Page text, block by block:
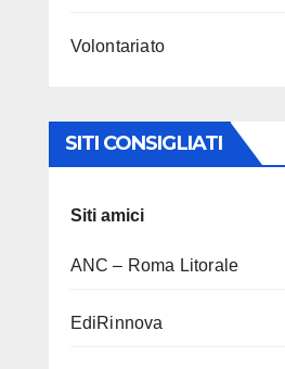
Volontariato
SITI CONSIGLIATI
Siti amici
ANC – Roma Litorale
EdiRinnova